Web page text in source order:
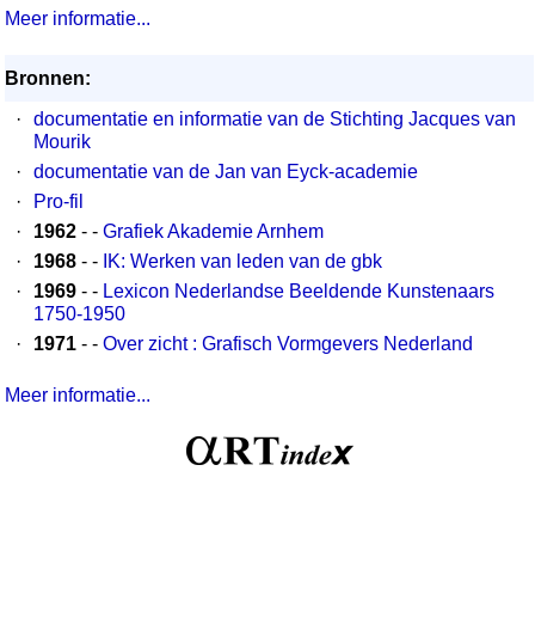
Meer informatie...
Bronnen:
·
documentatie en informatie van de Stichting Jacques van
Mourik
·
documentatie van de Jan van Eyck-academie
·
Pro-fil
·
1962 - - Grafiek Akademie Arnhem
·
1968 - - IK: Werken van leden van de gbk
·
1969 - - Lexicon Nederlandse Beeldende Kunstenaars
1750-1950
·
1971 - - Over zicht : Grafisch Vormgevers Nederland
Meer informatie...